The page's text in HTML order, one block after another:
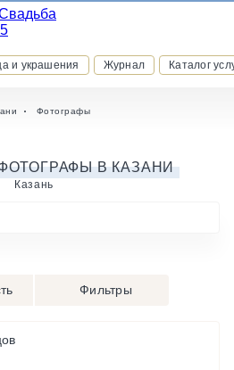
и украшения Журнал Каталог
В КЛУБ ПРИВИЛЕГИЙ
Фотографы
В КАЗАНИ
Казань
Фильтры